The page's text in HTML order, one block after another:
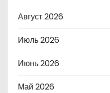
Август 2026
Июль 2026
Июнь 2026
Май 2026